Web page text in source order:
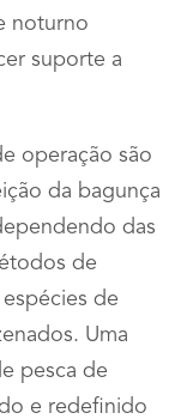
noturno
suporte a
operação são
da bagunça
das
de
de
Uma
pesca de
e redefinido